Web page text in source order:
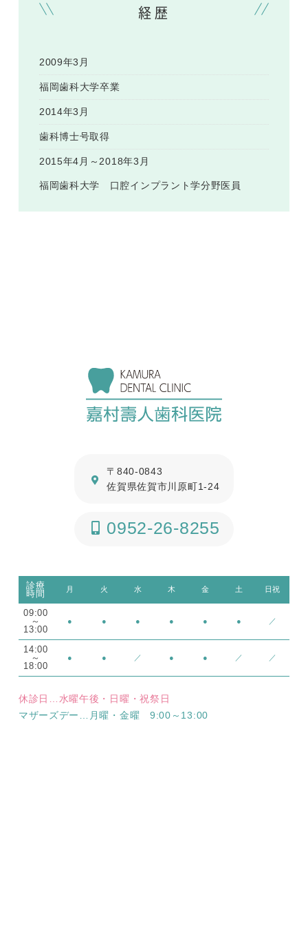
経歴
2009年3月
福岡歯科大学卒業
2014年3月
歯科博士号取得
2015年4月～2018年3月
福岡歯科大学 口腔インプラント学分野医員
〒840-0843
佐賀県佐賀市川原町1-24
0952-26-8255
診療
時間
月 火 水 木 金 土 日祝
09:00
～
13:00
● ● ● ● ● ● ／
14:00
～
18:00
● ● ／ ● ● ／ ／
休診日…水曜午後・日曜・祝祭日
マザーズデー…月曜・金曜 9:00～13:00